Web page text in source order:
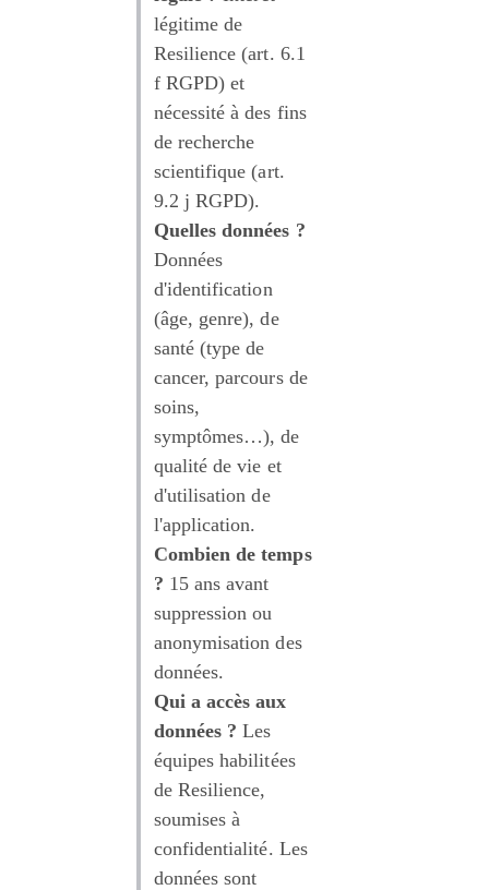
légitime de
Resilience (art. 6.1
f RGPD) et
nécessité à des fins
de recherche
scientifique (art.
9.2 j RGPD).
Quelles données ?
Données
d'identification
(âge, genre), de
santé (type de
cancer, parcours de
soins,
symptômes…), de
qualité de vie et
d'utilisation de
l'application.
Combien de temps
? 15 ans avant
suppression ou
anonymisation des
données.
Qui a accès aux
données ? Les
équipes habilitées
de Resilience,
soumises à
confidentialité. Les
données sont